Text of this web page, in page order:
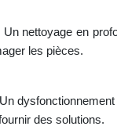
nettoyage en
les pièces.
des solutions.